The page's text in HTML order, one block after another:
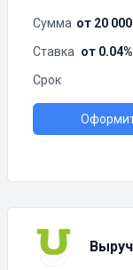
Сумма от 20
Ставка от
Срок